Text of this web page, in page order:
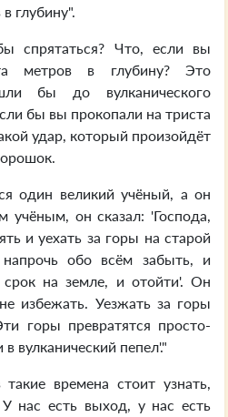
глубину".
спрятаться? Что, если вы
метров в глубину? Это
бы до вулканического
бы вы прокопали на триста
удар, который произойдёт
один великий учёный, а он
учёным, он сказал: 'Господа,
и уехать за горы на старой
обо всём забыть, и
на земле, и отойти'. Он
избежать. Уезжать за горы
горы превратятся просто-
вулканический пепел'."
времена стоит узнать,
нас есть выход, у нас есть